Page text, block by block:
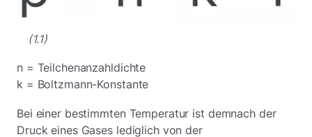
(1.1)
n = Teilchenanzahldichte
k = Boltzmann-Konstante
Bei einer bestimmten Temperatur ist demnach der
Druck eines Gases lediglich von der